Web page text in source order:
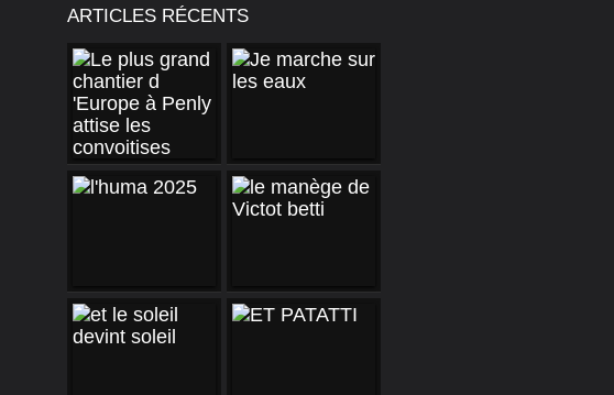
ARTICLES RÉCENTS